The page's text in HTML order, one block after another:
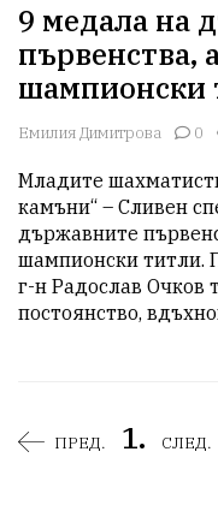
9 медала на
първенства,
шампионски
Емилия Димитрова 0
Младите
камъни“ – Сливен
държавните
шампионски титли.
г-н Радослав Очков
постоянство,
ПРЕД. 1. СЛЕД.